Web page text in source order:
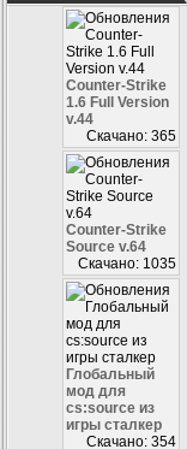
Counter-Strike
1.6 Full Version
v.44
Скачано: 365
Counter-Strike
Source v.64
Скачано: 1035
Глобальный
мод для
cs:source из
игры сталкер
Скачано: 354